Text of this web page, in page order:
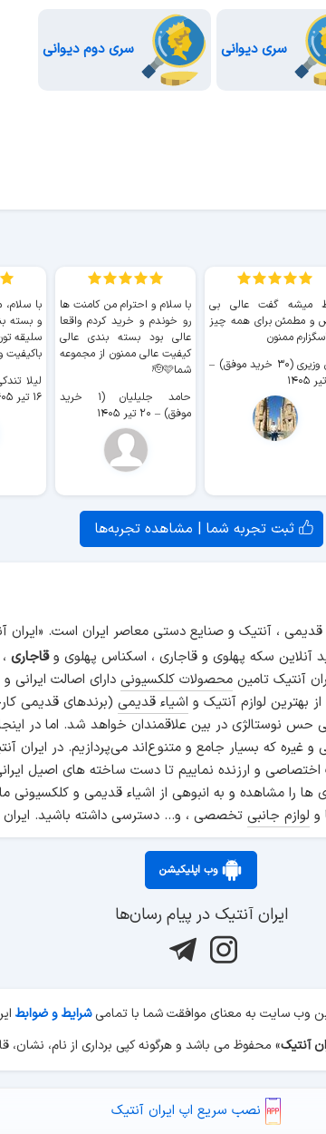
سری دیوانی سری دوم دیوانی
میشه گفت عالی بی
و مطمئن برای همه چیز
ممنون
(۳۰ خرید موفق)
–
با سلام و احترام من کامنت ها
رو خوندم و خرید کردم واقعا
عالی بود بسته بندی عالی
کیفیت عالی ممنون از مجموعه
شما🫡🩷
حامد جلیلیان (۱ خرید
موفق) – ۲۰ تیر ۱۴۰۵
با
و بسته
سلیقه
باکیفیت
لیلا تندکی (۲
۱۶ تیر ۱۴۰۵
ثبت تجربه شما | مشاهده تجربه‌ها
قدیمی ، آنتیک و صنایع دستی معاصر ایران است.
سکه پهلوی و قاجاری ، اسکناس پهلوی وقاجاری
آنتیک تامین محصولات کلکسیونی دارای اصالت
لوازم آنتیک و اشیاء قدیمی (برندهای قدیمی
حس نوستالژی در بین علاقمندان خواهد شد. اما در
و غیره که بسیار جامع و متنوع‌اند می‌پردازیم. در
اختصاصی و ارزنده نماییم تا دست ساخته های اصیل
را مشاهده و به انبوهی از اشیاء قدیمی و کلکسیونی
و لوازم جانبی تخصصی ، و... دسترسی داشته باشید.
وب اپلیکیشن
ایران آنتیک در پیام رسان‌ها
وب سایت به معنای موافقت شما با تمامیشرایط و ضوابط
آنتیک» محفوظ می باشد و هرگونه کپی برداری از نام، نشان،
نصب سریع اپ ایران آنتیک